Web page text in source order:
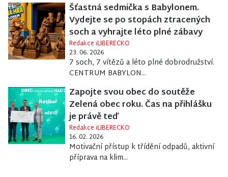
Šťastná sedmička s Babylonem.
Vydejte se po stopách ztracených
soch a vyhrajte léto plné zábavy
Redakce iLIBERECKO
23. 06. 2026
7 soch, 7 vítězů a léto plné dobrodružství.
CENTRUM BABYLON...
Zapojte svou obec do soutěže
Zelená obec roku. Čas na přihlášku
je právě teď
Redakce iLIBERECKO
16. 02. 2026
Motivační přístup k třídění odpadů, aktivní
příprava na klim...